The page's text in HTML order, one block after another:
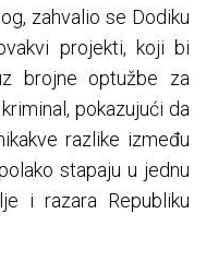
zahvalio se Dodiku
projekti, koji bi
brojne optužbe za
pokazujući da
razlike između
stapaju u jednu
i razara Republiku